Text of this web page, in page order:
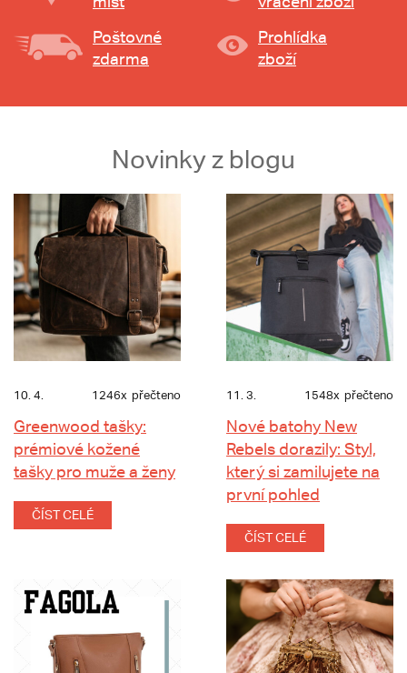
Poštovné
zdarma
Prohlídka
zboží
Novinky z blogu
10. 4. 1246x přečteno
Greenwood tašky:
prémiové kožené
tašky pro muže a ženy
ČÍST CELÉ
11. 3. 1548x přečteno
Nové batohy New
Rebels dorazily: Styl,
který si zamilujete na
první pohled
ČÍST CELÉ